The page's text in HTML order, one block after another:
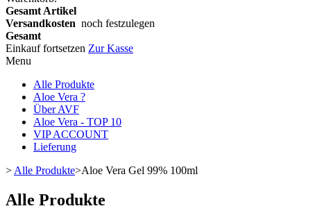
Gesamt Artikel
Versandkosten noch festzulegen
Gesamt
Einkauf fortsetzen Zur Kasse
Menu
Alle Produkte
Aloe Vera ?
Über AVF
Aloe Vera - TOP 10
VIP ACCOUNT
Lieferung
> Alle Produkte>Aloe Vera Gel 99% 100ml
Alle Produkte